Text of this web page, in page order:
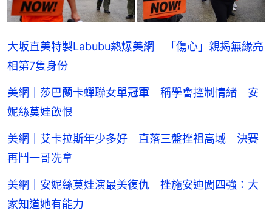
大坂直美特製Labubu熱爆美網 「傷心」親揭無緣亮
相第7隻身份
美網｜莎巴蘭卡蟬聯女單冠軍 稱學會控制情緒 安
妮絲莫娃飲恨
美網｜艾卡拉斯年少多好 直落三盤挫祖高域 決賽
再鬥一哥冼拿
美網｜安妮絲莫娃演最美復仇 挫施安迪闖四強：大
家知道她有能力